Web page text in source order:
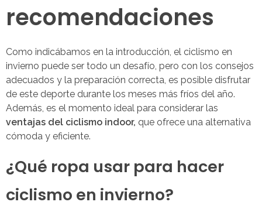
recomendaciones
Como indicábamos en la introducción, el ciclismo en
invierno puede ser todo un desafío, pero con los consejos
adecuados y la preparación correcta, es posible disfrutar
de este deporte durante los meses más fríos del año.
Además, es el momento ideal para considerar las
ventajas del ciclismo indoor, que ofrece una alternativa
cómoda y eficiente.
¿Qué ropa usar para hacer
ciclismo en invierno?